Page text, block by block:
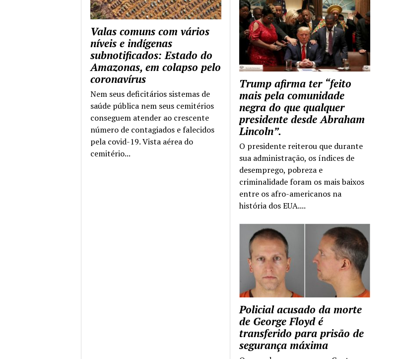
Trump afirma ter “feito
mais pela comunidade
negra do que qualquer
presidente desde Abraham
Lincoln”.
O presidente reiterou que durante
sua administração, os índices de
desemprego, pobreza e
criminalidade foram os mais baixos
entre os afro-americanos na
história dos EUA....
Policial acusado da morte
de George Floyd é
transferido para prisão de
segurança máxima
Valas comuns com vários
níveis e indígenas
subnotificados: Estado do
Amazonas, em colapso pelo
coronavírus
Nem seus deficitários sistemas de
saúde pública nem seus cemitérios
conseguem atender ao crescente
número de contagiados e falecidos
pela covid-19. Vista aérea do
cemitério...